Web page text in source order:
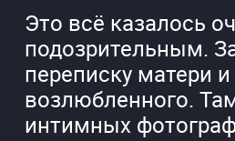
Это всё казалось
подозрительным.
переписку матери
возлюбленного.
интимных